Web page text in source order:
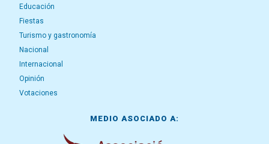
Educación
Fiestas
Turismo y gastronomía
Nacional
Internacional
Opinión
Votaciones
MEDIO ASOCIADO A: